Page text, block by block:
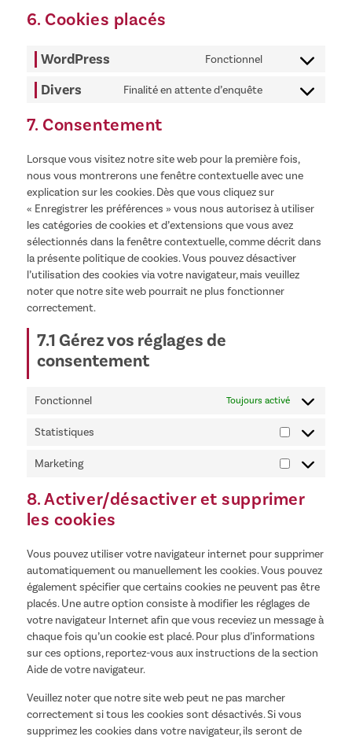
6. Cookies placés
WordPress Fonctionnel
Consent
service
Divers Finalité en attente d’enquête
Consent
7. Consentement
Lorsque vous visitez notre site web pour la première fois,
nous vous montrerons une fenêtre contextuelle avec une
explication sur les cookies. Dès que vous cliquez sur
« Enregistrer les préférences » vous nous autorisez à utiliser
les catégories de cookies et d’extensions que vous avez
sélectionnés dans la fenêtre contextuelle, comme décrit dans
la présente politique de cookies. Vous pouvez désactiver
l’utilisation des cookies via votre navigateur, mais veuillez
noter que notre site web pourrait ne plus fonctionner
correctement.
7.1 Gérez vos réglages de
consentement
Fonctionnel Toujours activé
Statistiques
Statistiques
Marketing
Marketing
8. Activer/désactiver et supprimer
les cookies
Vous pouvez utiliser votre navigateur internet pour supprimer
automatiquement ou manuellement les cookies. Vous pouvez
également spécifier que certains cookies ne peuvent pas être
placés. Une autre option consiste à modifier les réglages de
votre navigateur Internet afin que vous receviez un message à
chaque fois qu’un cookie est placé. Pour plus d’informations
sur ces options, reportez-vous aux instructions de la section
Aide de votre navigateur.
Veuillez noter que notre site web peut ne pas marcher
correctement si tous les cookies sont désactivés. Si vous
supprimez les cookies dans votre navigateur, ils seront de